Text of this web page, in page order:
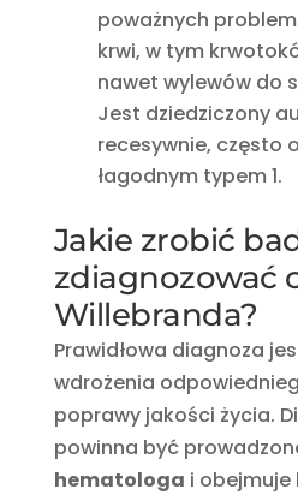
poważnych
krwi, w tym
nawet wylewów do
Jest dziedziczony
recesywnie, często
łagodnym typem 1.
Jakie zrobić
zdiagnozować
Willebranda?
Prawidłowa diagnoza
wdrożenia
poprawy jakości życia.
powinna być
hematologa i obejmuje